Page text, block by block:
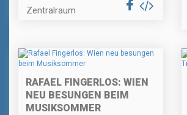
Zentralraum
RAFAEL FINGERLOS: WIEN
NEU BESUNGEN BEIM
MUSIKSOMMER